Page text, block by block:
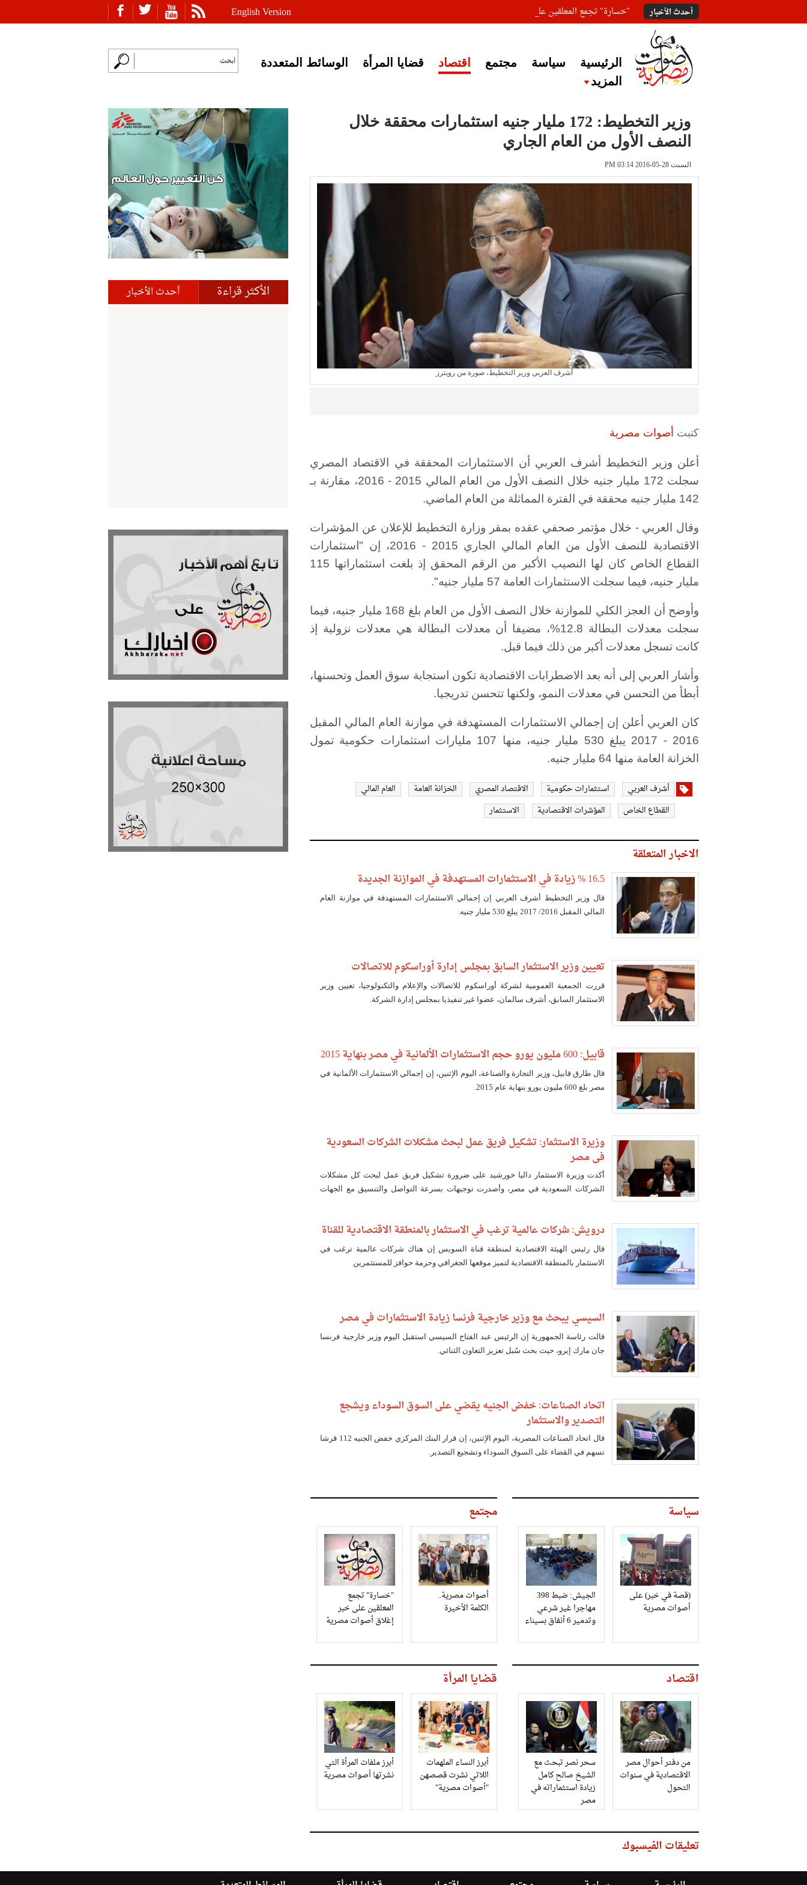
English Version أحدث الأخبار "خسارة" تجمع المعلقين على خبر إغلاق أصوات مصرية
الرئيسية سياسة مجتمع اقتصاد قضايا المرأة
الوسائط المتعددة
المزيد
وزير التخطيط: 172 مليار جنيه استثمارات محققة خلال
النصف الأول من العام الجاري
السبت 28-05-2016 PM 03:14
أشرف العربي وزير التخطيط، صورة من رويترز
كتبت أصوات مصرية
أعلن وزير التخطيط أشرف العربي أن الاستثمارات المحققة في الاقتصاد المصري
سجلت 172 مليار جنيه خلال النصف الأول من العام المالي 2015 - 2016، مقارنة بـ
142 مليار جنيه محققة في الفترة المماثلة من العام الماضي.
وقال العربي - خلال مؤتمر صحفي عقده بمقر وزارة التخطيط للإعلان عن المؤشرات
الاقتصادية للنصف الأول من العام المالي الجاري 2015 - 2016، إن "استثمارات
القطاع الخاص كان لها النصيب الأكبر من الرقم المحقق إذ بلغت استثماراتها 115
مليار جنيه، فيما سجلت الاستثمارات العامة 57 مليار جنيه".
وأوضح أن العجز الكلي للموازنة خلال النصف الأول من العام بلغ 168 مليار جنيه، فيما
سجلت معدلات البطالة 12.8%، مضيفا أن معدلات البطالة هي معدلات نزولية إذ
كانت تسجل معدلات أكبر من ذلك فيما قبل.
وأشار العربي إلى أنه بعد الاضطرابات الاقتصادية تكون استجابة سوق العمل وتحسنها،
أبطأ من التحسن في معدلات النمو، ولكنها تتحسن تدريجيا.
كان العربي أعلن إن إجمالي الاستثمارات المستهدفة في موازنة العام المالي المقبل
2016 - 2017 يبلغ 530 مليار جنيه، منها 107 مليارات استثمارات حكومية تمول
الخزانة العامة منها 64 مليار جنيه.
أشرف العربي استثمارات حكومية الاقتصاد المصري الخزانة العامة
العام المالي
القطاع الخاص
المؤشرات الاقتصادية الاستثمار
الاخبار المتعلقة
16.5 % زيادة في الاستثمارات المستهدفة في الموازنة الجديدة
قال وزير التخطيط أشرف العربي إن إجمالي الاستثمارات المستهدفة في موازنة العام
المالي المقبل 2016/ 2017 يبلغ 530 مليار جنيه.
تعيين وزير الاستثمار السابق بمجلس إدارة أوراسكوم للاتصالات
قررت الجمعية العمومية لشركة أوراسكوم للاتصالات والإعلام والتكنولوجيا، تعيين وزير
الاستثمار السابق، أشرف سالمان، عضوا غير تنفيذيا بمجلس إدارة الشركة.
قابيل: 600 مليون يورو حجم الاستثمارات الألمانية في مصر بنهاية 2015
قال طارق قابيل، وزير التجارة والصناعة، اليوم الإثنين، إن إجمالي الاستثمارات الألمانية في
مصر بلغ 600 مليون يورو بنهاية عام 2015.
وزيرة الاستثمار: تشكيل فريق عمل لبحث مشكلات الشركات السعودية
في مصر
أكدت وزيرة الاستثمار داليا خورشيد على ضرورة تشكيل فريق عمل لبحث كل مشكلات
الشركات السعودية في مصر، وأصدرت توجيهات بسرعة التواصل والتنسيق مع الجهات
درويش: شركات عالمية ترغب في الاستثمار بالمنطقة الاقتصادية للقناة
قال رئيس الهيئة الاقتصادية لمنطقة قناة السويس إن هناك شركات عالمية ترغب في
الاستثمار بالمنطقة الاقتصادية لتميز موقعها الجغرافي وحزمة حوافز للمستثمرين
السيسي يبحث مع وزير خارجية فرنسا زيادة الاستثمارات في مصر
قالت رئاسة الجمهورية إن الرئيس عبد الفتاح السيسي استقبل اليوم وزير خارجية فرنسا
جان مارك إيرو، حيث بحث سُبل تعزيز التعاون الثنائي.
اتحاد الصناعات: خفض الجنيه يقضي على السوق السوداء ويشجع
التصدير والاستثمار
قال اتحاد الصناعات المصرية، اليوم الإثنين، إن قرار البنك المركزي خفض الجنيه 112 قرشا
تسهم في القضاء على السوق السوداء وتشجيع التصدير.
سياسة
(قصة في خبر) على
أصوات مصرية
الجيش: ضبط 398
مهاجرا غير شرعي
وتدمير 6 أنفاق بسيناء
مجتمع
أصوات مصرية..
الكلمة الأخيرة
"خسارة" تجمع
المعلقين على خبر
إغلاق أصوات مصرية
اقتصاد
من دفتر أحوال مصر
الاقتصادية في سنوات
التحول
سحر نصر تبحث مع
الشيخ صالح كامل
زيادة استثماراته في
مصر
قضايا المرأة
أبرز النساء الملهمات
اللاتي نشرت قصصهن
"أصوات مصرية"
أبرز ملفات المرأة التي
نشرتها أصوات مصرية
تعليقات الفيسبوك
الأكثر قراءة أحدث الأخبار